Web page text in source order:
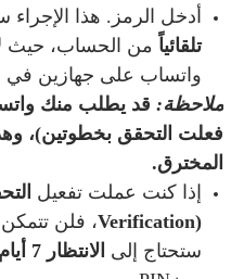
أدخل الرمز. هذا الإجراء
تلقائياً من الحساب، حيث
واتساب على جهازين
ملاحظة: قد يطلب منك
فعلت التحقق بخطوتين)،
المخترق.
إذا كنت عملت تفعيل
Verification)، فلن
ستحتاج إلى الانتظار 7 أيام